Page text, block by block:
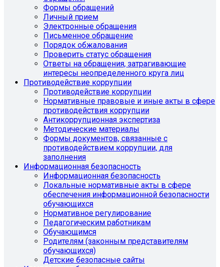
Формы обращений
Личный прием
Электронные обращения
Письменное обращение
Порядок обжалования
Проверить статус обращения
Ответы на обращения, затрагивающие
интересы неопределенного круга лиц
Противодействие коррупции
Противодействие коррупции
Нормативные правовые и иные акты в сфере
противодействия коррупции
Антикоррупционная экспертиза
Методические материалы
Формы документов, связанные с
противодействием коррупции, для
заполнения
Информационная безопасность
Информационная безопасность
Локальные нормативные акты в сфере
обеспечения информационной безопасности
обучающихся
Нормативное регулирование
Педагогическим работникам
Обучающимся
Родителям (законным представителям
обучающихся)
Детские безопасные сайты